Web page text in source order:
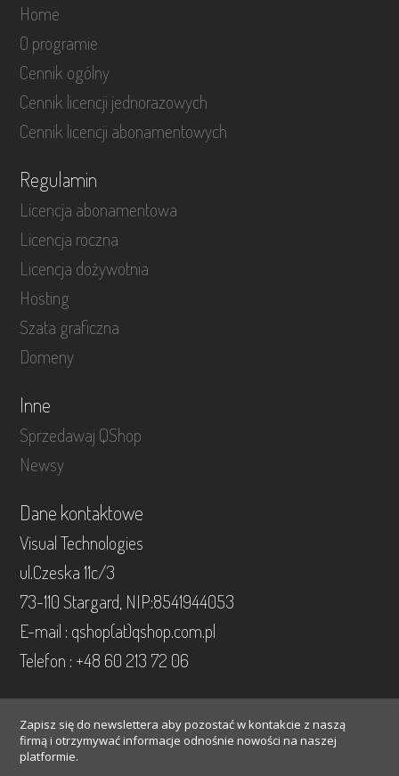
Home
O programie
Cennik ogólny
Cennik licencji jednorazowych
Cennik licencji abonamentowych
Regulamin
Licencja abonamentowa
Licencja roczna
Licencja dożywotnia
Hosting
Szata graficzna
Domeny
Inne
Sprzedawaj QShop
Newsy
Dane kontaktowe
Visual Technologies
ul.Czeska 11c/3
73-110 Stargard, NIP:8541944053
E-mail : qshop(at)qshop.com.pl
Telefon : +48 60 213 72 06
Zapisz się do newslettera aby pozostać w kontakcie z naszą
firmą i otrzymywać informacje odnośnie nowości na naszej
platformie.